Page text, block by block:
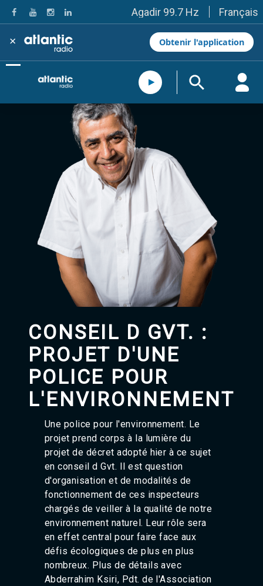
Agadir 99.7 Hz
Tanger 103.3 Hz
Tétouan 87.8 Hz
Fès 98.8 Hz
Meknès 97.2 Hz
El Jadida 97.3
Settat 104,6
Taounate 95.6
Tiznit 103.1
SkhourRhamna 92.2
Taroudant 104.9
Guelmim 91.9
Tan-Tan 95.2
Tafraout 104.9
Casablanca 92.5 Hz
Rabat, Salé 106.9 Hz
Marrakech 90.5 Hz
Agadir 99.7 Hz
Tanger 103.3 Hz
Tétouan 87.8 Hz
Fès 98.8 Hz
El Jadida 97.3
Settat 104,6
Chefchaouen 106.4
Essaouira 96.6
Safi 92.3
Taza 103.0
Taounate 95.6
Tiznit 103.1
SkhourRhamna 92.2
Taroudant 104.9
Guelmim 91.9
Tan-Tan 95.2
Tafraout 104.9
Français
× Obtenir l'application
CONSEIL D GVT. :
PROJET D'UNE
POLICE POUR
L'ENVIRONNEMENT
Une police pour l'environnement. Le
projet prend corps à la lumière du
projet de décret adopté hier à ce sujet
en conseil d Gvt. Il est question
d'organisation et de modalités de
fonctionnement de ces inspecteurs
chargés de veiller à la qualité de notre
environnement naturel. Leur rôle sera
en effet central pour faire face aux
défis écologiques de plus en plus
nombreux. Plus de détails avec
Abderrahim Ksiri, Pdt. de l'Association